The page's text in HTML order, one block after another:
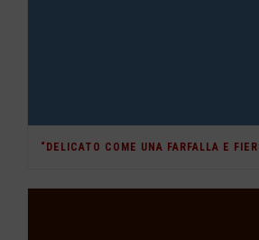
“DELICATO COME UNA FARFALLA E